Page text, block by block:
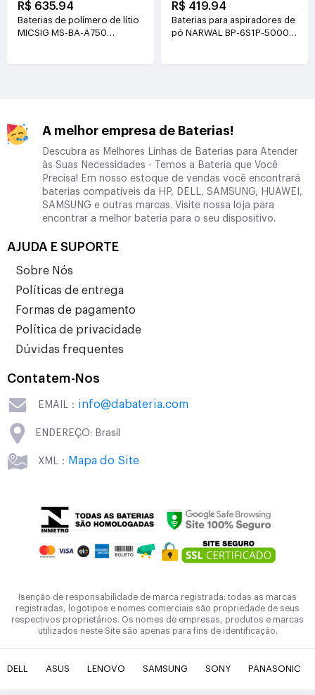
R$ 635.94
Baterias de polímero de lítio
MICSIG MS-BA-A750
R$ 419.94
Baterias para aspiradores de
pó NARWAL BP-6S1P-5000A
A melhor empresa de Baterias!
Descubra as Melhores Linhas de Baterias para Atender
às Suas Necessidades - Temos a Bateria que Você
Precisa! Em nosso estoque de vendas você encontrará
baterias compatíveis da HP, DELL, SAMSUNG, HUAWEI,
SAMSUNG e outras marcas. Visite nossa loja para
encontrar a melhor bateria para o seu dispositivo.
AJUDA E SUPORTE
Sobre Nós
Políticas de entrega
Formas de pagamento
Política de privacidade
Dúvidas frequentes
Contatem-Nos
EMAIL： info@dabateria.com
ENDEREÇO: Brasil
XML： Mapa do Site
Isenção de responsabilidade de marca registrada: todas as marcas
registradas, logotipos e nomes comerciais são propriedade de seus
respectivos proprietários. Os nomes de empresas, produtos e marcas
utilizados neste Site são apenas para fins de identificação.
DELL ASUS LENOVO SAMSUNG SONY PANASONIC